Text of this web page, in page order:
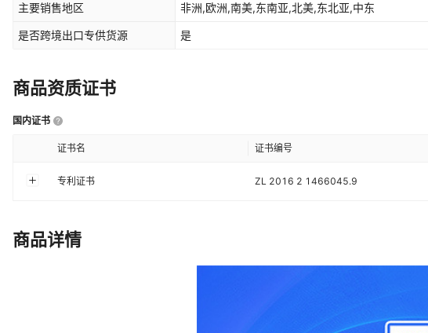
主要销售地区 非洲,欧洲,南美,东南亚,北美,东北亚,中东
是否跨境出口专供货源 是
商品资质证书
国内证书
证书名 证书编号
专利证书 ZL 2016 2 1466045.9
商品详情